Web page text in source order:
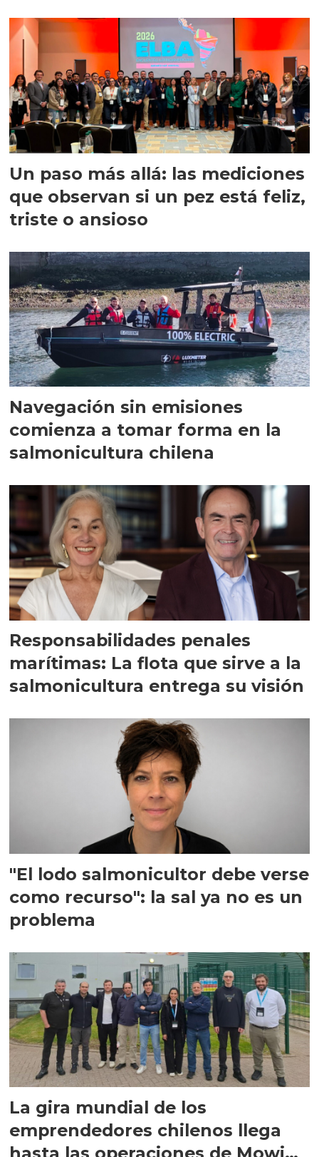
Un paso más allá: las mediciones
que observan si un pez está feliz,
triste o ansioso
Navegación sin emisiones
comienza a tomar forma en la
salmonicultura chilena
Responsabilidades penales
marítimas: La flota que sirve a la
salmonicultura entrega su visión
"El lodo salmonicultor debe verse
como recurso": la sal ya no es un
problema
La gira mundial de los
emprendedores chilenos llega